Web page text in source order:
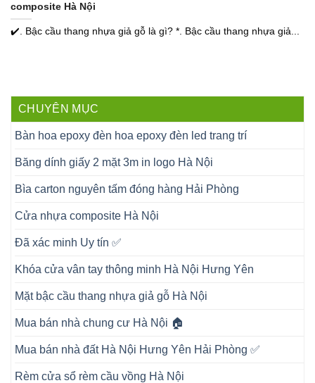
composite Hà Nội
✔️. Bậc cầu thang nhựa giả gỗ là gì? *. Bậc cầu thang nhựa giả...
CHUYÊN MỤC
Bàn hoa epoxy đèn hoa epoxy đèn led trang trí
Băng dính giấy 2 mặt 3m in logo Hà Nội
Bìa carton nguyên tấm đóng hàng Hải Phòng
Cửa nhựa composite Hà Nội
Đã xác minh Uy tín ✅
Khóa cửa vân tay thông minh Hà Nội Hưng Yên
Mặt bậc cầu thang nhựa giả gỗ Hà Nội
Mua bán nhà chung cư Hà Nội 🏠
Mua bán nhà đất Hà Nội Hưng Yên Hải Phòng ✅
Rèm cửa sổ rèm cầu vồng Hà Nội